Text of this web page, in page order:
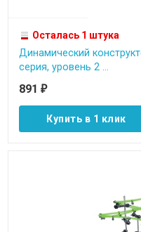
Осталась 1 штука
Динамический
серия, уровень 2 ...
891 ₽
Купить в 1 клик